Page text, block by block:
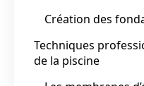
Création des
Techniques
de la piscine